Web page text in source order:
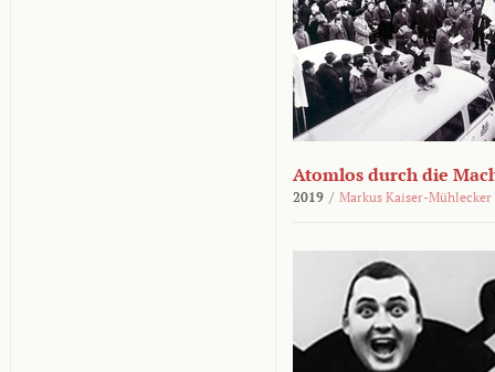
Atomlos durch die
2019 / Markus Kaiser-Mühlecker